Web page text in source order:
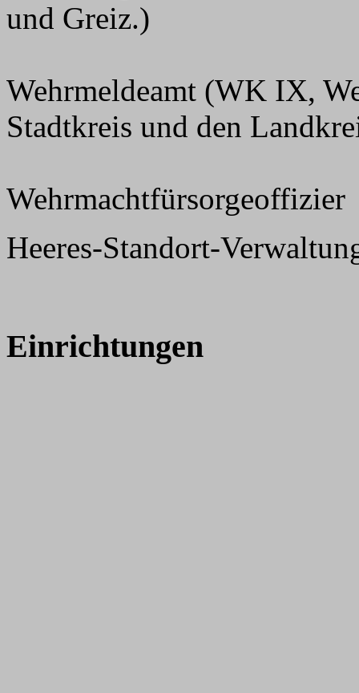
und Greiz.)
Wehrmeldeamt (WK IX,
Stadtkreis und den
Wehrmachtfürsorgeoffizier
Heeres-Standort-
Einrichtungen